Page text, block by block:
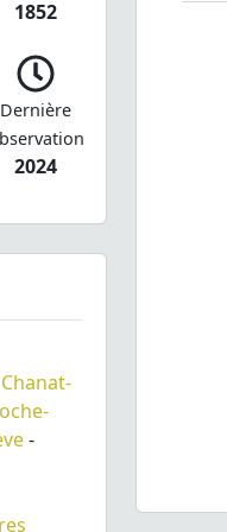
1852
Dernière
2024
Chanat-
-